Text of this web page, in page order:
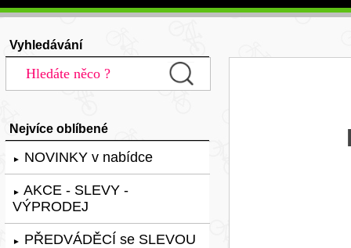
Vyhledávání
Nejvíce oblíbené
► NOVINKY v nabídce
► AKCE - SLEVY -
VÝPRODEJ
► PŘEDVÁDĚCÍ se SLEVOU